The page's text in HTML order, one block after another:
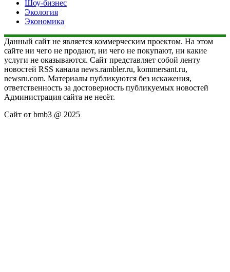
Шоу-бизнес
Экология
Экономика
Данный сайт не является коммерческим проектом. На этом
сайте ни чего не продают, ни чего не покупают, ни какие
услуги не оказываются. Сайт представляет собой ленту
новостей RSS канала news.rambler.ru, kommersant.ru,
newsru.com. Материалы публикуются без искажения,
ответственность за достоверность публикуемых новостей
Администрация сайта не несёт.
Сайт от bmb3 @ 2025